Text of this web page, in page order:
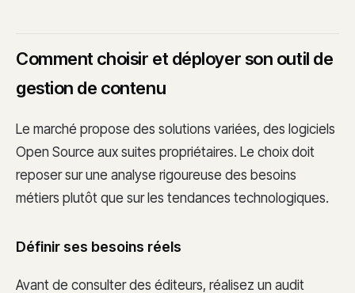
Comment choisir et déployer son outil de
gestion de contenu
Le marché propose des solutions variées, des logiciels
Open Source aux suites propriétaires. Le choix doit
reposer sur une analyse rigoureuse des besoins
métiers plutôt que sur les tendances technologiques.
Définir ses besoins réels
Avant de consulter des éditeurs, réalisez un audit